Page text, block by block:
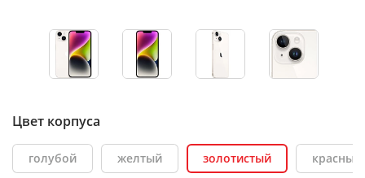
Цвет корпуса
голубой желтый золотистый красный